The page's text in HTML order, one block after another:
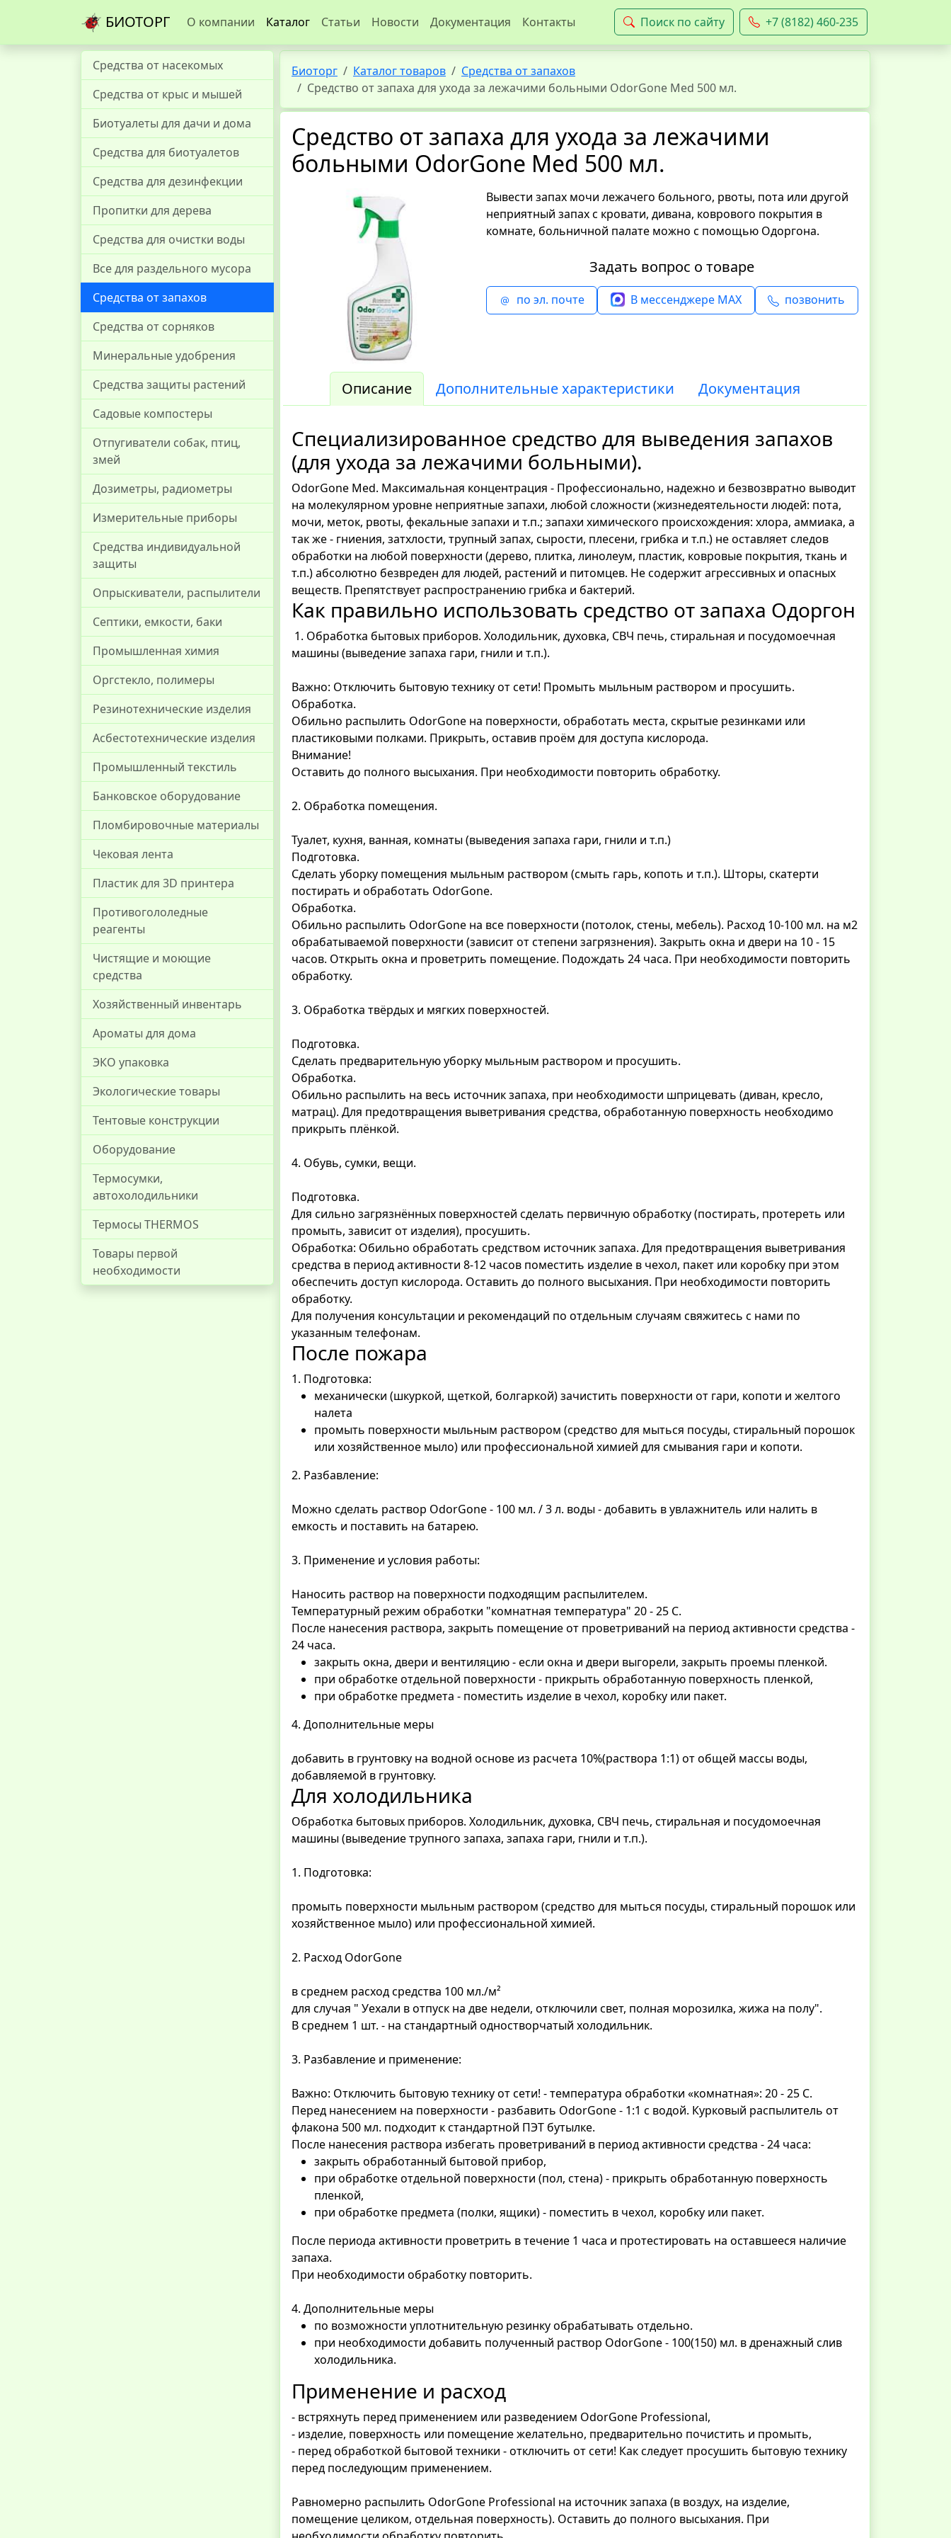
БИОТОРГ О компании Каталог Статьи Новости Документация Контакты Поиск по сайту +7 (8182) 460-235
Средства от насекомых
Средства от крыс и мышей
Биотуалеты для дачи и дома
Средства для биотуалетов
Средства для дезинфекции
Пропитки для дерева
Средства для очистки воды
Все для раздельного мусора
Средства от запахов
Средства от сорняков
Минеральные удобрения
Средства защиты растений
Садовые компостеры
Отпугиватели собак, птиц,
змей
Дозиметры, радиометры
Измерительные приборы
Средства индивидуальной
защиты
Опрыскиватели, распылители
Септики, емкости, баки
Промышленная химия
Оргстекло, полимеры
Резинотехнические изделия
Асбестотехнические изделия
Промышленный текстиль
Банковское оборудование
Пломбировочные материалы
Чековая лента
Пластик для 3D принтера
Противогололедные
реагенты
Чистящие и моющие
средства
Хозяйственный инвентарь
Ароматы для дома
ЭКО упаковка
Экологические товары
Тентовые конструкции
Оборудование
Термосумки,
автохолодильники
Термосы THERMOS
Товары первой
необходимости
Биоторг Каталог товаров
Средства от запахов
Средство от запаха для ухода за лежачими больными OdorGone Мed 500 мл.
Средство от запаха для ухода за лежачими
больными OdorGone Мed 500 мл.
Вывести запах мочи лежачего больного, рвоты, пота или другой
неприятный запах с кровати, дивана, коврового покрытия в
комнате, больничной палате можно с помощью Одоргона.
Задать вопрос о товаре
по эл. почте В мессенджере MAX позвонить
Описание Дополнительные характеристики Документация
Специализированное средство для выведения запахов
(для ухода за лежачими больными).
OdorGone Med. Максимальная концентрация - Профессионально, надежно и безвозвратно выводит
на молекулярном уровне неприятные запахи, любой сложности (жизнедеятельности людей: пота,
мочи, меток, рвоты, фекальные запахи и т.п.; запахи химического происхождения: хлора, аммиака, а
так же - гниения, затхлости, трупный запах, сырости, плесени, грибка и т.п.) не оставляет следов
обработки на любой поверхности (дерево, плитка, линолеум, пластик, ковровые покрытия, ткань и
т.п.) абсолютно безвреден для людей, растений и питомцев. Не содержит агрессивных и опасных
веществ. Препятствует распространению грибка и бактерий.
Как правильно использовать средство от запаха Одоргон
1. Обработка бытовых приборов. Холодильник, духовка, СВЧ печь, стиральная и посудомоечная
машины (выведение запаха гари, гнили и т.п.).
Важно: Отключить бытовую технику от сети! Промыть мыльным раствором и просушить.
Обработка.
Обильно распылить OdorGone на поверхности, обработать места, скрытые резинками или
пластиковыми полками. Прикрыть, оставив проём для доступа кислорода.
Внимание!
Оставить до полного высыхания. При необходимости повторить обработку.
2. Обработка помещения.
Туалет, кухня, ванная, комнаты (выведения запаха гари, гнили и т.п.)
Подготовка.
Сделать уборку помещения мыльным раствором (смыть гарь, копоть и т.п.). Шторы, скатерти
постирать и обработать OdorGone.
Обработка.
Обильно распылить OdorGone на все поверхности (потолок, стены, мебель). Расход 10-100 мл. на м2
обрабатываемой поверхности (зависит от степени загрязнения). Закрыть окна и двери на 10 - 15
часов. Открыть окна и проветрить помещение. Подождать 24 часа. При необходимости повторить
обработку.
3. Обработка твёрдых и мягких поверхностей.
Подготовка.
Сделать предварительную уборку мыльным раствором и просушить.
Обработка.
Обильно распылить на весь источник запаха, при необходимости шприцевать (диван, кресло,
матрац). Для предотвращения выветривания средства, обработанную поверхность необходимо
прикрыть плёнкой.
4. Обувь, сумки, вещи.
Подготовка.
Для сильно загрязнённых поверхностей сделать первичную обработку (постирать, протереть или
промыть, зависит от изделия), просушить.
Обработка: Обильно обработать средством источник запаха. Для предотвращения выветривания
средства в период активности 8-12 часов поместить изделие в чехол, пакет или коробку при этом
обеспечить доступ кислорода. Оставить до полного высыхания. При необходимости повторить
обработку.
Для получения консультации и рекомендаций по отдельным случаям свяжитесь с нами по
указанным телефонам.
После пожара
1. Подготовка:
механически (шкуркой, щеткой, болгаркой) зачистить поверхности от гари, копоти и желтого
налета
промыть поверхности мыльным раствором (средство для мыться посуды, стиральный порошок
или хозяйственное мыло) или профессиональной химией для смывания гари и копоти.
2. Разбавление:
Можно сделать раствор OdorGone - 100 мл. / 3 л. воды - добавить в увлажнитель или налить в
емкость и поставить на батарею.
3. Применение и условия работы:
Наносить раствор на поверхности подходящим распылителем.
Температурный режим обработки "комнатная температура" 20 - 25 С.
После нанесения раствора, закрыть помещение от проветриваний на период активности средства -
24 часа.
закрыть окна, двери и вентиляцию - если окна и двери выгорели, закрыть проемы пленкой.
при обработке отдельной поверхности - прикрыть обработанную поверхность пленкой,
при обработке предмета - поместить изделие в чехол, коробку или пакет.
4. Дополнительные меры
добавить в грунтовку на водной основе из расчета 10%(раствора 1:1) от общей массы воды,
добавляемой в грунтовку.
Для холодильника
Обработка бытовых приборов. Холодильник, духовка, СВЧ печь, стиральная и посудомоечная
машины (выведение трупного запаха, запаха гари, гнили и т.п.).
1. Подготовка:
промыть поверхности мыльным раствором (средство для мыться посуды, стиральный порошок или
хозяйственное мыло) или профессиональной химией.
2. Расход OdorGone
в среднем расход средства 100 мл./м²
для случая " Уехали в отпуск на две недели, отключили свет, полная морозилка, жижа на полу".
В среднем 1 шт. - на стандартный одностворчатый холодильник.
3. Разбавление и применение:
Важно: Отключить бытовую технику от сети! - температура обработки «комнатная»: 20 - 25 С.
Перед нанесением на поверхности - разбавить OdorGone - 1:1 с водой. Курковый распылитель от
флакона 500 мл. подходит к стандартной ПЭТ бутылке.
После нанесения раствора избегать проветриваний в период активности средства - 24 часа:
закрыть обработанный бытовой прибор,
при обработке отдельной поверхности (пол, стена) - прикрыть обработанную поверхность
пленкой,
при обработке предмета (полки, ящики) - поместить в чехол, коробку или пакет.
После периода активности проветрить в течение 1 часа и протестировать на оставшееся наличие
запаха.
При необходимости обработку повторить.
4. Дополнительные меры
по возможности уплотнительную резинку обрабатывать отдельно.
при необходимости добавить полученный раствор OdorGone - 100(150) мл. в дренажный слив
холодильника.
Применение и расход
- встряхнуть перед применением или разведением OdorGone Professional,
- изделие, поверхность или помещение желательно, предварительно почистить и промыть,
- перед обработкой бытовой техники - отключить от сети! Как следует просушить бытовую технику
перед последующим применением.
Равномерно распылить OdorGone Professional на источник запаха (в воздух, на изделие,
помещение целиком, отдельная поверхность). Оставить до полного высыхания. При